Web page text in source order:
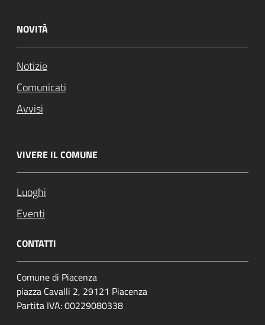
NOVITÀ
Notizie
Comunicati
Avvisi
VIVERE IL COMUNE
Luoghi
Eventi
CONTATTI
Comune di Piacenza
piazza Cavalli 2, 29121 Piacenza
Partita IVA: 00229080338